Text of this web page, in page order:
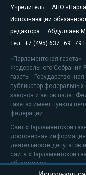
Учредитель — АНО
Исполняющий
редактора — Абдуллаев
Тел.: +7 (495) 637–69–79
«Парламентская
Федерального Собрания
газеты -
публикатор
законов и актов палат
газета» имеет пункты
федерации.
Сайт «Парламентской
достоверная
деятельности депутатов
сайта «Парламентской
обязательна.